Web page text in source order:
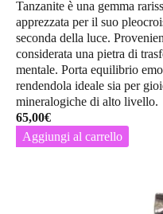
Tanzanite è una gemma
apprezzata per il suo
seconda della luce.
considerata una pietra di
mentale. Porta equilibrio
rendendola ideale sia per
mineralogiche di alto livello.
65,00€
Aggiungi al carrello